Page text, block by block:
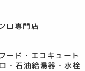
ロ専門店
ード・エコキュート
・石油給湯器・水栓